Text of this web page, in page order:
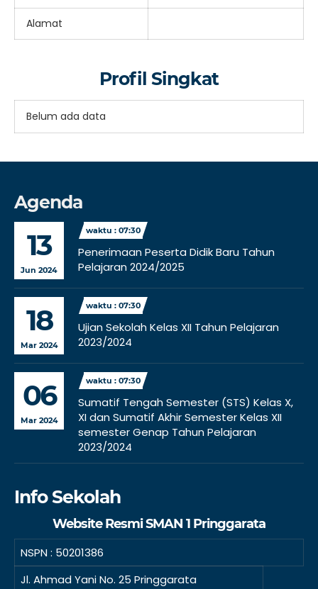
Alamat
Profil Singkat
Belum ada data
Agenda
13
Jun 2024
waktu : 07:30
Penerimaan Peserta Didik Baru Tahun
Pelajaran 2024/2025
18
Mar 2024
waktu : 07:30
Ujian Sekolah Kelas XII Tahun Pelajaran
2023/2024
06
Mar 2024
waktu : 07:30
Sumatif Tengah Semester (STS) Kelas X,
XI dan Sumatif Akhir Semester Kelas XII
semester Genap Tahun Pelajaran
2023/2024
Info Sekolah
Website Resmi SMAN 1 Pringgarata
NSPN : 50201386
Jl. Ahmad Yani No. 25 Pringgarata